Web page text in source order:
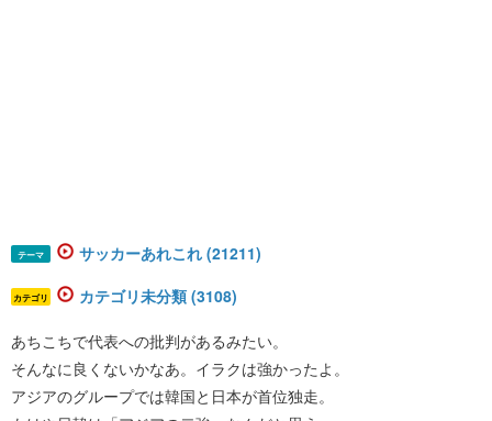
テーマ サッカーあれこれ (21211)
カテゴリ カテゴリ未分類 (3108)
あちこちで代表への批判があるみたい。
そんなに良くないかなあ。イラクは強かったよ。
アジアのグループでは韓国と日本が首位独走。